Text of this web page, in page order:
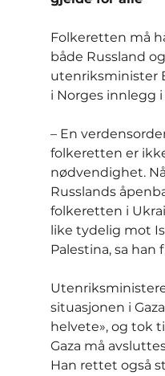
Folkeretten må
både Russland
utenriksminister
i Norges innlegg
– En
folkeretten er
nødvendighet.
Russlands
folkeretten i
like tydelig mot
Palestina, sa han
situasjonen i
helvete», og tok
Gaza må
Han rettet også